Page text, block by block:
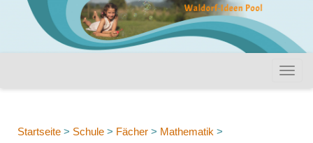
Startseite > Schule > Fächer > Mathematik >